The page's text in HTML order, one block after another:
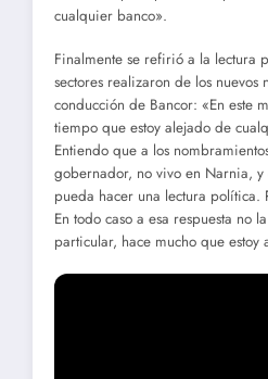
cualquier banco».
Finalmente se refirió a la lectura
sectores realizaron de los nuevos
conducción de Bancor: «En este
tiempo que estoy alejado de
Entiendo que a los
gobernador, no vivo en Narnia,
pueda hacer una lectura política.
En todo caso a esa respuesta no
particular, hace mucho que